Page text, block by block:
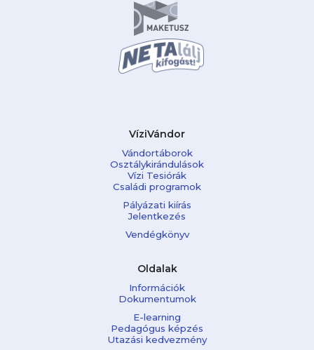
VíziVándor
Vándortáborok
Osztálykirándulások
Vízi Tesiórák
Családi programok
Pályázati kiírás
Jelentkezés
Vendégkönyv
Oldalak
Információk
Dokumentumok
E-learning
Pedagógus képzés
Utazási kedvezmény